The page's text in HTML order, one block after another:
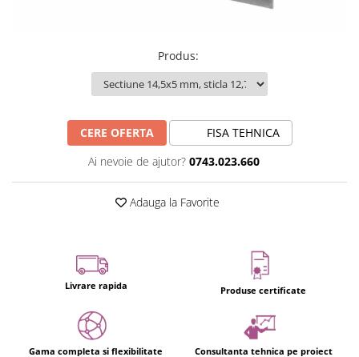
Produs:
CERE OFERTA
FISA TEHNICA
Ai nevoie de ajutor? 0743.023.660
Adauga la Favorite
Livrare rapida Produse certificate
Gama completa si flexibilitate Consultanta tehnica pe proiect